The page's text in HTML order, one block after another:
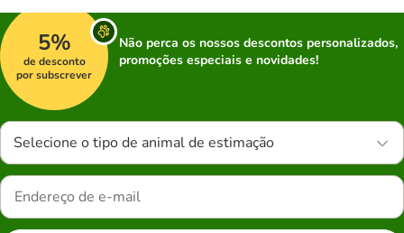
5%
de desconto
por subscrever
Não perca os nossos descontos personalizados,
promoções especiais e novidades!
Selecione o tipo de animal de estimação